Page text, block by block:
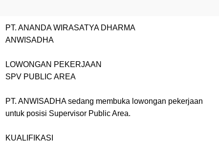
PT. ANANDA WIRASATYA DHARMA
ANWISADHA
LOWONGAN PEKERJAAN
SPV PUBLIC AREA
PT. ANWISADHA sedang membuka lowongan pekerjaan
untuk posisi Supervisor Public Area.
KUALIFIKASI